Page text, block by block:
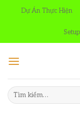
Dự Án Thực Hiện
Tìm
kiếm: